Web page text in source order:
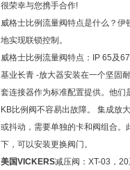
很荣幸与您携手合作!
威格士比例流量阀特点是什么？
地实现联锁控制。
威格士比例流量阀特点：IP 65及
基业长青 -放大器安装在一个坚固
套连接器作为标准配置提供。他们
KB比例阀不容易出故障。 集成放
或抖动，需要单独的卡和阀组合
下，可以安装更换阀门。
美国VICKERS减压阀：XT-03，